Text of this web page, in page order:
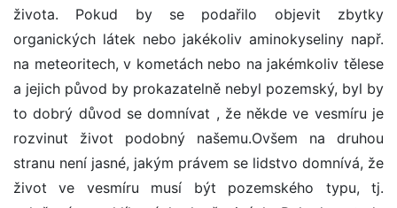
života. Pokud by se podařilo objevit zbytky
organických látek nebo jakékoliv aminokyseliny např.
na meteoritech, v kometách nebo na jakémkoliv tělese
a jejich původ by prokazatelně nebyl pozemský, byl by
to dobrý důvod se domnívat , že někde ve vesmíru je
rozvinut život podobný našemu.Ovšem na druhou
stranu není jasné, jakým právem se lidstvo domnívá, že
život ve vesmíru musí být pozemského typu, tj.